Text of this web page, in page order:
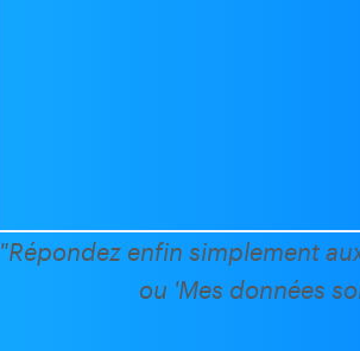
"Répondez enfin simplement
ou 'Mes données